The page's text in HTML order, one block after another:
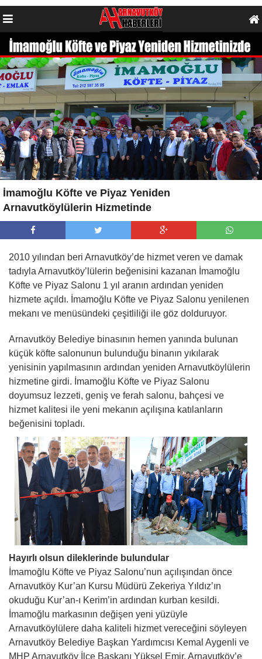
İmamoğlu Köfte ve Piyaz Yeniden
Arnavutköylülerin Hizmetinde
2010 yılından beri Arnavutköy’de hizmet veren ve damak
tadıyla Arnavutköy’lülerin beğenisini kazanan İmamoğlu
Köfte ve Piyaz Salonu 1 yıl aranın ardından yeniden
hizmete açıldı. İmamoğlu Köfte ve Piyaz Salonu yenilenen
mekanı ve menüsündeki çeşitliliği ile göz dolduruyor.
Arnavutköy Belediye binasının hemen yanında bulunan
küçük köfte salonunun bulunduğu binanın yıkılarak
yenisinin yapılmasının ardından yeniden Arnavutköylülerin
hizmetine girdi. İmamoğlu Köfte ve Piyaz Salonu
doyumsuz lezzeti, geniş ve ferah salonu, bahçesi ve
hizmet kalitesi ile yeni mekanın açılışına katılanların
beğenisini topladı.
Hayırlı olsun dileklerinde bulundular
İmamoğlu Köfte ve Piyaz Salonu’nun açılışından önce
Arnavutköy Kur’an Kursu Müdürü Zekeriya Yıldız’ın
okuduğu Kur’an-ı Kerim’in ardından kurban kesildi.
İmamoğlu markasının değişen yeni yüzüyle
Arnavutköylülere daha kaliteli hizmet vereceğini söyleyen
Arnavutköy Belediye Başkan Yardımcısı Kemal Aygenli ve
MHP Arnavutköy İlçe Başkanı Yüksel Emir, Arnavutköy’e